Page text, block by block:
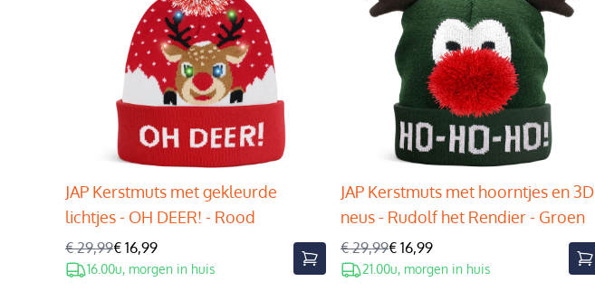
JAP Kerstmuts met gekleurde
lichtjes - OH DEER! - Rood
€ 29,99€ 16,99
16.00u, morgen in huis
JAP Kerstmuts met hoorntjes en 3D
neus - Rudolf het Rendier - Groen
€ 29,99€ 16,99
21.00u, morgen in huis